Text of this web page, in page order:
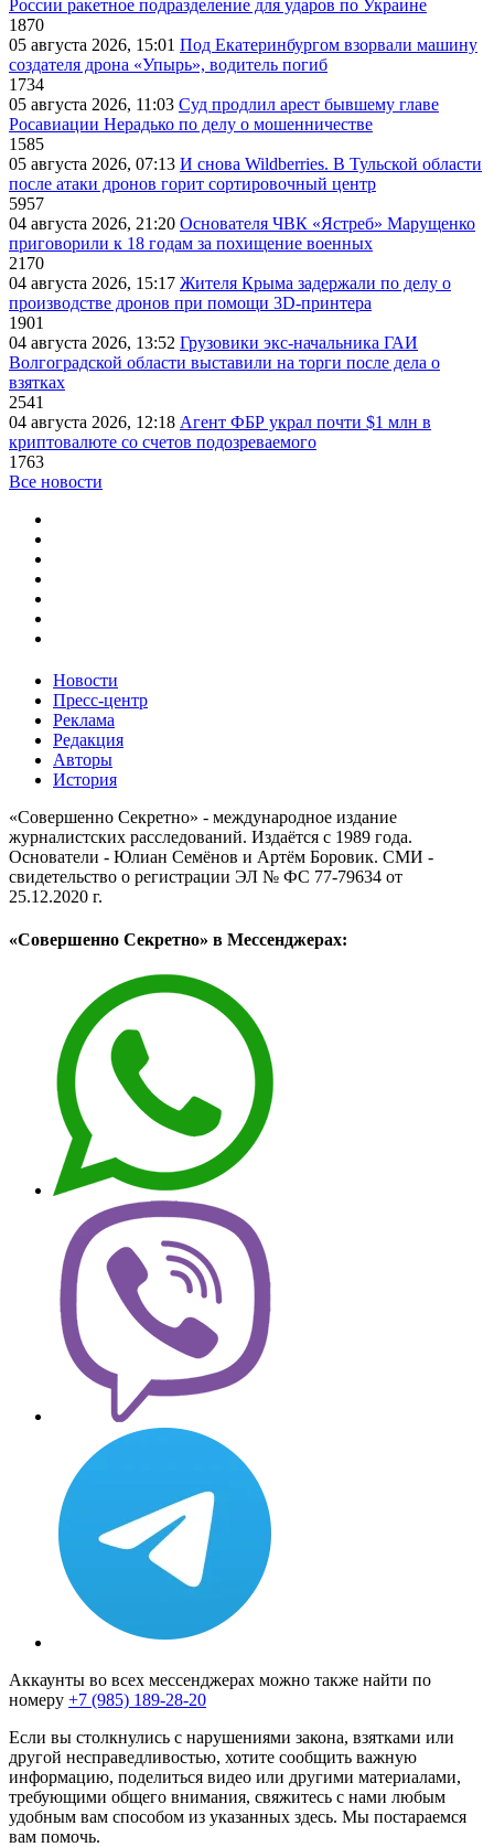
России ракетное подразделение для ударов по Украине
1870
05 августа 2026, 15:01 Под Екатеринбургом взорвали машину
создателя дрона «Упырь», водитель погиб
1734
05 августа 2026, 11:03 Суд продлил арест бывшему главе
Росавиации Нерадько по делу о мошенничестве
1585
05 августа 2026, 07:13 И снова Wildberries. В Тульской области
после атаки дронов горит сортировочный центр
5957
04 августа 2026, 21:20 Основателя ЧВК «Ястреб» Марущенко
приговорили к 18 годам за похищение военных
2170
04 августа 2026, 15:17 Жителя Крыма задержали по делу о
производстве дронов при помощи 3D‑принтера
1901
04 августа 2026, 13:52 Грузовики экс-начальника ГАИ
Волгоградской области выставили на торги после дела о
взятках
2541
04 августа 2026, 12:18 Агент ФБР украл почти $1 млн в
криптовалюте со счетов подозреваемого
1763
Все новости
Новости
Пресс-центр
Реклама
Редакция
Авторы
История
«Совершенно Секретно» - международное издание
журналистских расследований. Издаётся с 1989 года.
Основатели - Юлиан Семёнов и Артём Боровик. CМИ -
свидетельство о регистрации ЭЛ № ФС 77-79634 от
25.12.2020 г.
«Совершенно Секретно» в Мессенджерах:
Аккаунты во всех мессенджерах можно также найти по
номеру +7 (985) 189-28-20
Если вы столкнулись с нарушениями закона, взятками или
другой несправедливостью, хотите сообщить важную
информацию, поделиться видео или другими материалами,
требующими общего внимания, свяжитесь с нами любым
удобным вам способом из указанных здесь. Мы постараемся
вам помочь.